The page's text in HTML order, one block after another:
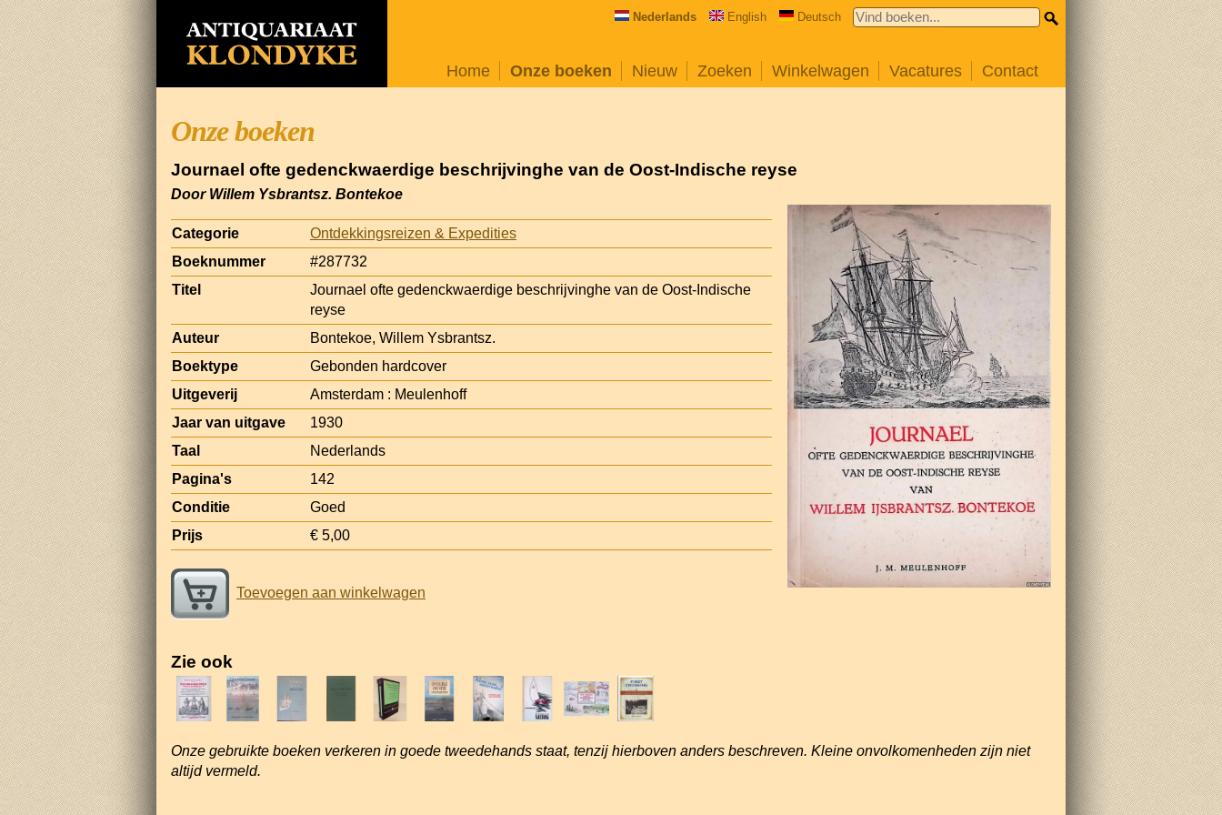
Nederlands English Deutsch
Home Onze boeken Nieuw Zoeken Winkelwagen Vacatures Contact
Onze boeken
Journael ofte gedenckwaerdige beschrijvinghe van de Oost-Indische reyse
Door Willem Ysbrantsz. Bontekoe
Categorie
Ontdekkingsreizen & Expedities
Boeknummer
#287732
Titel
Journael ofte gedenckwaerdige beschrijvinghe van de Oost-Indische
reyse
Auteur
Bontekoe, Willem Ysbrantsz.
Boektype
Gebonden hardcover
Uitgeverij
Amsterdam : Meulenhoff
Jaar van uitgave
1930
Taal
Nederlands
Pagina's
142
Conditie
Goed
Prijs
€ 5,00
Toevoegen aan winkelwagen
Zie ook
Onze gebruikte boeken verkeren in goede tweedehands staat, tenzij hierboven anders beschreven. Kleine onvolkomenheden zijn niet
altijd vermeld.